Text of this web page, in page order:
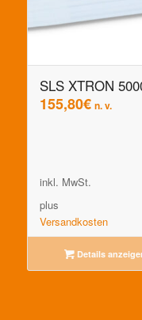
SLS XTRON
155,80€ n. v.
inkl. MwSt.
plus
Versandkosten
Details